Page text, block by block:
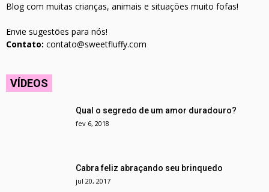
Blog com muitas crianças, animais e situações muito fofas!
Envie sugestões para nós!
Contato: contato@sweetfluffy.com
VÍDEOS
Qual o segredo de um amor duradouro?
fev 6, 2018
Cabra feliz abraçando seu brinquedo
jul 20, 2017